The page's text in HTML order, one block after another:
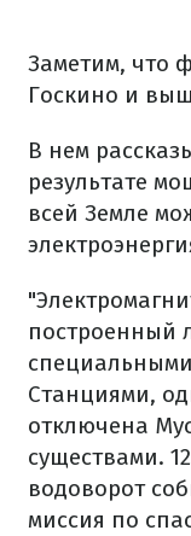
Заметим, что
Госкино и
В нем
результате
всей Земле
построенный
Станциями,
отключена
существами.
водоворот
миссия по